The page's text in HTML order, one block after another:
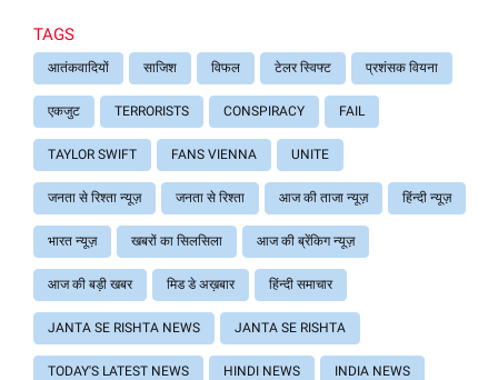
TAGS
आतंकवादियों साजिश विफल टेलर स्विफ्ट प्रशंसक वियना
एकजुट TERRORISTS CONSPIRACY FAIL
TAYLOR SWIFT FANS VIENNA UNITE
जनता से रिश्ता न्यूज़ जनता से रिश्ता आज की ताजा न्यूज़ हिंन्दी न्यूज़
भारत न्यूज़ खबरों का सिलसिला आज की ब्रेंकिग न्यूज़
आज की बड़ी खबर मिड डे अख़बार हिंन्दी समाचार
JANTA SE RISHTA NEWS JANTA SE RISHTA
TODAY'S LATEST NEWS HINDI NEWS INDIA NEWS